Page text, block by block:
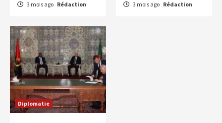
3 mois ago Rédaction 3 mois ago Rédaction
Diplomatie